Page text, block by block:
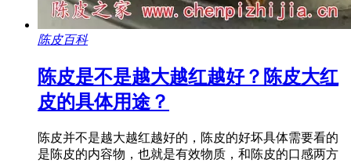
陈皮百科
陈皮是不是越大越红越好？陈皮大红
皮的具体用途？
陈皮并不是越大越红越好的，陈皮的好坏具体需要看的
是陈皮的内容物，也就是有效物质，和陈皮的口感两方